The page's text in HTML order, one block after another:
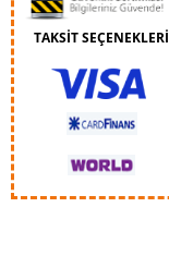
TAKSİT SEÇENEKLERİ